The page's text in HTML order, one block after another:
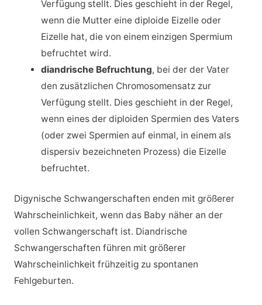
Verfügung stellt. Dies geschieht in der Regel,
wenn die Mutter eine diploide Eizelle oder
Eizelle hat, die von einem einzigen Spermium
befruchtet wird.
diandrische Befruchtung, bei der der Vater
den zusätzlichen Chromosomensatz zur
Verfügung stellt. Dies geschieht in der Regel,
wenn eines der diploiden Spermien des Vaters
(oder zwei Spermien auf einmal, in einem als
dispersiv bezeichneten Prozess) die Eizelle
befruchtet.
Digynische Schwangerschaften enden mit größerer
Wahrscheinlichkeit, wenn das Baby näher an der
vollen Schwangerschaft ist. Diandrische
Schwangerschaften führen mit größerer
Wahrscheinlichkeit frühzeitig zu spontanen
Fehlgeburten.